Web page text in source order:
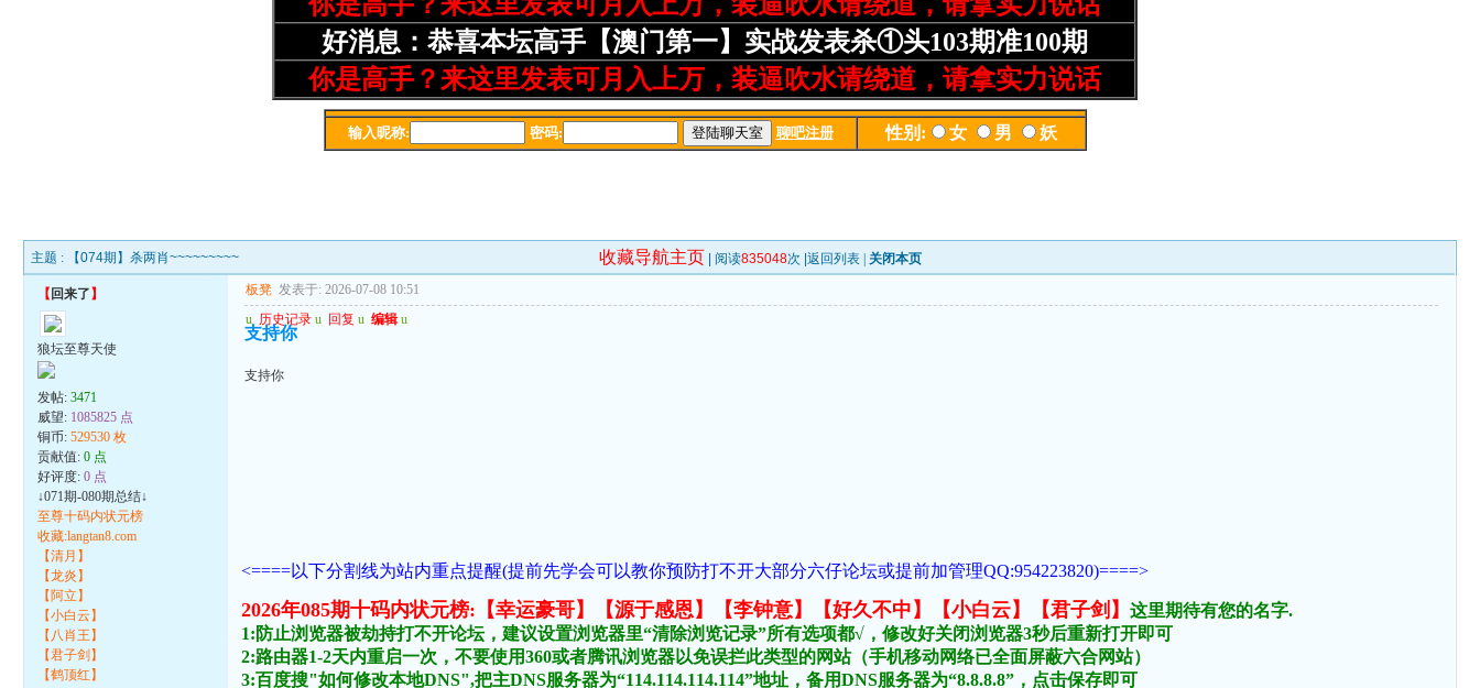
主题 : 【074期】杀两肖~~~~~~~~~ 收藏导航主页 | 阅读835048次 |返回列表 关闭本页
【 回来了 】
狼坛至尊天使
发帖:3471
威望: 1085825 点
铜币:529530 枚
贡献值:0 点
好评度:0 点
↓071期-080期总结↓
至尊十码内状元榜
收藏:langtan8.com
【清月】
【龙炎】
【阿立】
【小白云】
【八肖王】
【君子剑】
【鹤顶红】
板凳 发表于: 2026-07-08 10:51
u 历史记录 u 回复 u 编辑 u
支持你
支持你
<====以下分割线为站内重点提醒(提前先学会可以教你预防打不开大部分六仔论坛或提前加管理QQ:954223820)====>
2026年085期十码内状元榜:【幸运豪哥】【源于感恩】【李钟意】【好久不中】【小白云】【君子剑】
这里期待有您的名字.
1:防止浏览器被劫持打不开论坛，建议设置浏览器里“清除浏览记录”所有选项都√，修改好关闭浏览器3秒后重新打开即可
2:路由器1-2天内重启一次，不要使用360或者腾讯浏览器以免误拦此类型的网站（手机移动网络已全面屏蔽六合网站）
3:百度搜"如何修改本地DNS",把主DNS服务器为“114.114.114.114”地址，备用DNS服务器为“8.8.8.8”，点击保存即可